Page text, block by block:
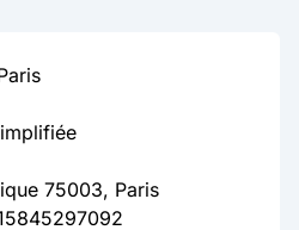
75003, Paris